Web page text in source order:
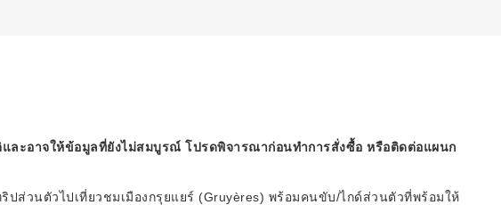
ะอาจให้ข้อมูลที่ยังไม่สมบูรณ์ โปรดพิจารณาก่อนทำการสั่งซื้อ หรือติดต่อแผนก
ปส่วนตัวไปเที่ยวชมเมืองกรุยแยร์ (Gruyères) พร้อมคนขับ/ไกด์ส่วนตัวที่พร้อมให้